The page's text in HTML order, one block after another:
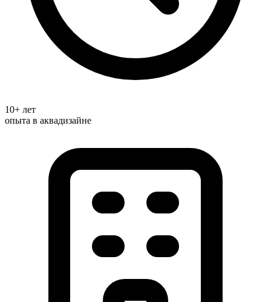
10+ лет
опыта в аквадизайне